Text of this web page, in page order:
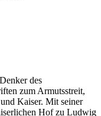
des
zum Armutsstreit,
Kaiser. Mit seiner
Hof zu Ludwig